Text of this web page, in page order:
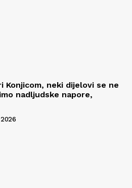
Konjicom, neki dijelovi se ne
nadljudske napore,